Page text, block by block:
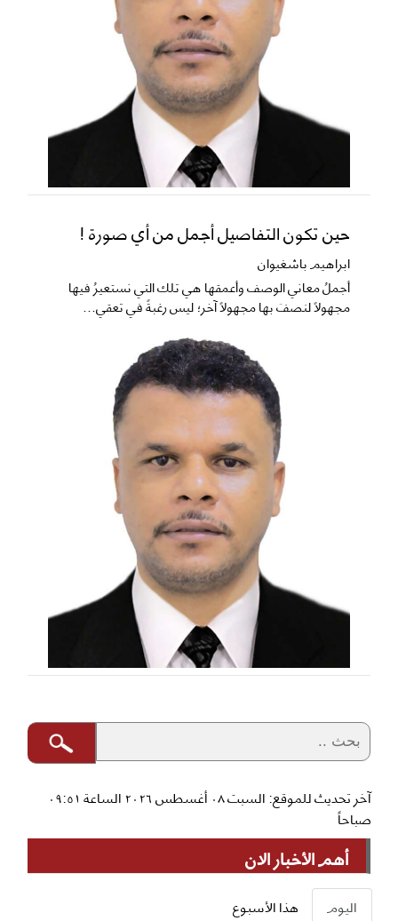
حين تكون التفاصيل أجمل من أي صورة !
ابراهيم باشغيوان
​أجملُ معاني الوصف وأعمقها هي تلك التي نستعيرُ فيها
مجهولاً لنصفَ بها مجهولاً آخر؛ ليس رغبةً في تعقي...
آخر تحديث للموقع: السبت ٠٨ أغسطس ٢٠٢٦ الساعة ٠٩:٥١
صباحاً
أهم الأخبار الان
اليوم هذا الأسبوع